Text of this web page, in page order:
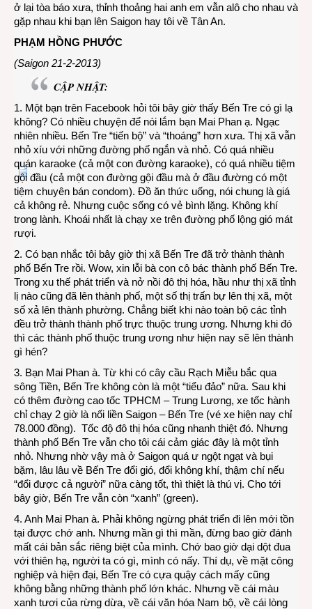
ở lại tòa báo xưa, thỉnh thoảng hai anh em vẫn alô cho nhau và
gặp nhau khi bạn lên Saigon hay tôi về Tân An.
PHẠM HỒNG PHƯỚC
(Saigon 21-2-2013)
CẬP NHẬT:
1. Một bạn trên Facebook hỏi tôi bây giờ thấy Bến Tre có gì lạ
không? Có nhiều chuyện để nói lắm bạn Mai Phan ạ. Ngạc
nhiên nhiều. Bến Tre “tiến bộ” và “thoáng” hơn xưa. Thị xã vẫn
nhỏ xíu với những đường phố ngắn và nhỏ. Có quá nhiều
quán karaoke (cả một con đường karaoke), có quá nhiều tiệm
gội đầu (cả một con đường gội đầu mà ở đầu đường có một
tiệm chuyên bán condom). Đồ ăn thức uống, nói chung là giá
cả không rẻ. Nhưng cuộc sống có vẻ bình lặng. Không khí
trong lành. Khoái nhất là chạy xe trên đường phố lộng gió mát
rượi.
2. Có bạn nhắc tôi bây giờ thị xã Bến Tre đã trở thành thành
phố Bến Tre rồi. Wow, xin lỗi bà con cô bác thành phố Bến Tre.
Trong xu thế phát triển và nở nồi đô thị hóa, hầu như thị xã tỉnh
lị nào cũng đã lên thành phố, một số thị trấn bự lên thị xã, một
số xả lên thành phường. Chẳng biết khi nào toàn bộ các tỉnh
đều trở thành thành phố trực thuộc trung ương. Nhưng khi đó
thì các thành phố thuộc trung ương như hiện nay sẽ lên thành
gì hén?
3. Bạn Mai Phan à. Từ khi có cây cầu Rạch Miễu bắc qua
sông Tiền, Bến Tre không còn là một “tiểu đảo” nữa. Sau khi
có thêm đường cao tốc TPHCM – Trung Lương, xe tốc hành
chỉ chạy 2 giờ là nối liền Saigon – Bến Tre (vé xe hiện nay chỉ
78.000 đồng). Tốc độ đô thị hóa cũng nhanh thiệt đó. Nhưng
thành phố Bến Tre vẫn cho tôi cái cảm giác đây là một tỉnh
nhỏ. Nhưng nhờ vậy mà ở Saigon quá ư ngột ngạt và bụi
bặm, lâu lâu về Bến Tre đổi gió, đổi không khí, thậm chí nếu
“đổi được cả người” nữa càng tốt, thì thiệt là thú vị. Cho tới
bây giờ, Bến Tre vẫn còn “xanh” (green).
4. Anh Mai Phan à. Phải không ngừng phát triển đi lên mới tồn
tại được chớ anh. Nhưng mần gì thì mần, đừng bao giờ đánh
mất cái bản sắc riêng biệt của mình. Chớ bao giờ dại dột đua
với thiên hạ, người ta có gì, mình có nấy. Thí dụ, về mặt công
nghiệp và hiện đại, Bến Tre có cựa quậy cách mấy cũng
không bằng những thành phố lớn khác. Nhưng về cái màu
xanh tươi của rừng dừa, về cái văn hóa Nam bộ, về cái lòng